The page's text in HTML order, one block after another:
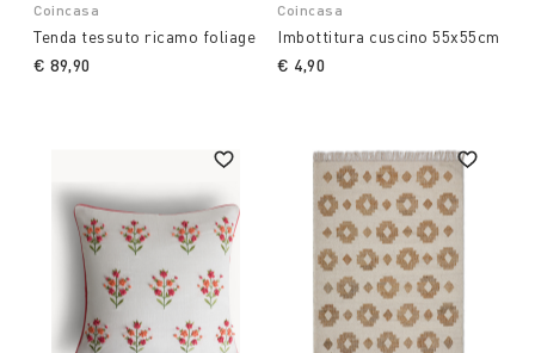
Coincasa
Tenda tessuto ricamo foliage
€ 89,90
Coincasa
Imbottitura cuscino 55x55cm
€ 4,90